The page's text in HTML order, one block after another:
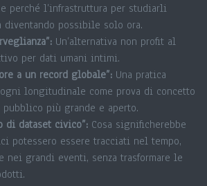
perché l’infrastruttura per studiarli
diventando possibile solo ora.
Un’alternativa non profit al
per dati umani intimi.
a un record globale”: Una pratica
longitudinale come prova di concetto
pubblico più grande e aperto.
di dataset civico”: Cosa significherebbe
potessero essere tracciati nel tempo,
nei grandi eventi, senza trasformare le